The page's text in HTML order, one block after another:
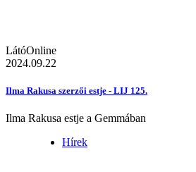
LátóOnline
2024.09.22
Ilma Rakusa szerzői estje - LIJ 125.
Ilma Rakusa estje a Gemmában
Hírek